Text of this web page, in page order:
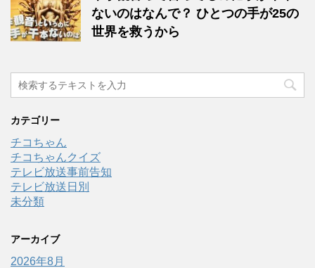
ないのはなんで？ ひとつの手が25の
世界を救うから
カテゴリー
チコちゃん
チコちゃんクイズ
テレビ放送事前告知
テレビ放送日別
未分類
アーカイブ
2026年8月